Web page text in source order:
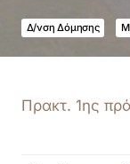
Δ/νση Δόμησης
Πρακτ. 1ης